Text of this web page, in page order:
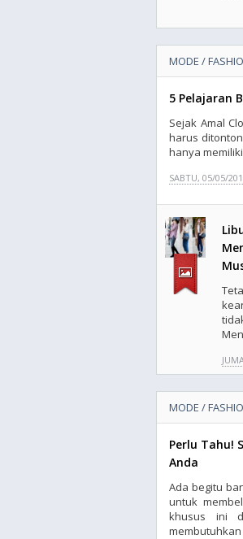
MODE /
5 Pelajaran
Sejak Amal
harus
hanya
SABTU, 05/05/
MODE /
Perlu Tahu!
Anda
Ada begitu
untuk
khusus ini
membutuhkan